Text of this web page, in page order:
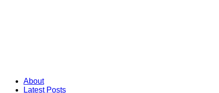
About
Latest Posts